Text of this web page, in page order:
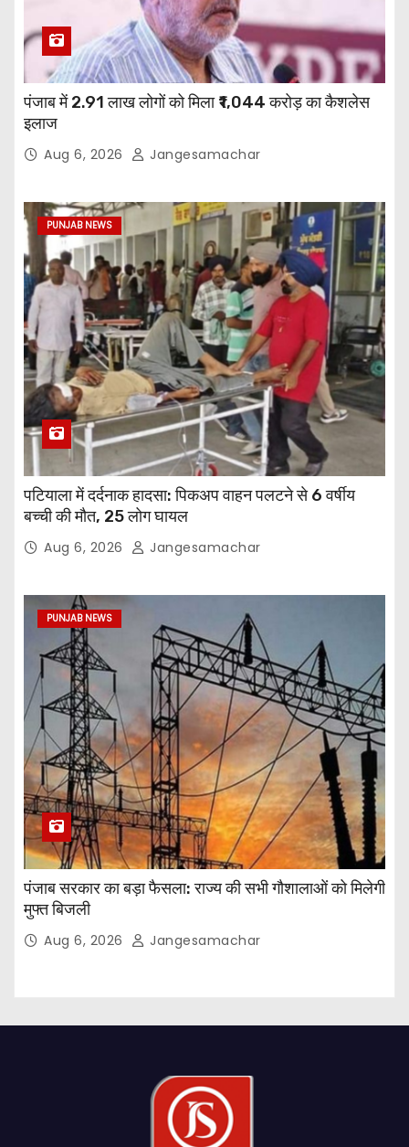
पंजाब में 2.91 लाख लोगों को मिला ₹1,044 करोड़ का कैशलेस
इलाज
Aug 6, 2026 Jangesamachar
PUNJAB NEWS
पटियाला में दर्दनाक हादसा: पिकअप वाहन पलटने से 6 वर्षीय
बच्ची की मौत, 25 लोग घायल
Aug 6, 2026 Jangesamachar
PUNJAB NEWS
पंजाब सरकार का बड़ा फैसला: राज्य की सभी गौशालाओं को मिलेगी
मुफ्त बिजली
Aug 6, 2026 Jangesamachar